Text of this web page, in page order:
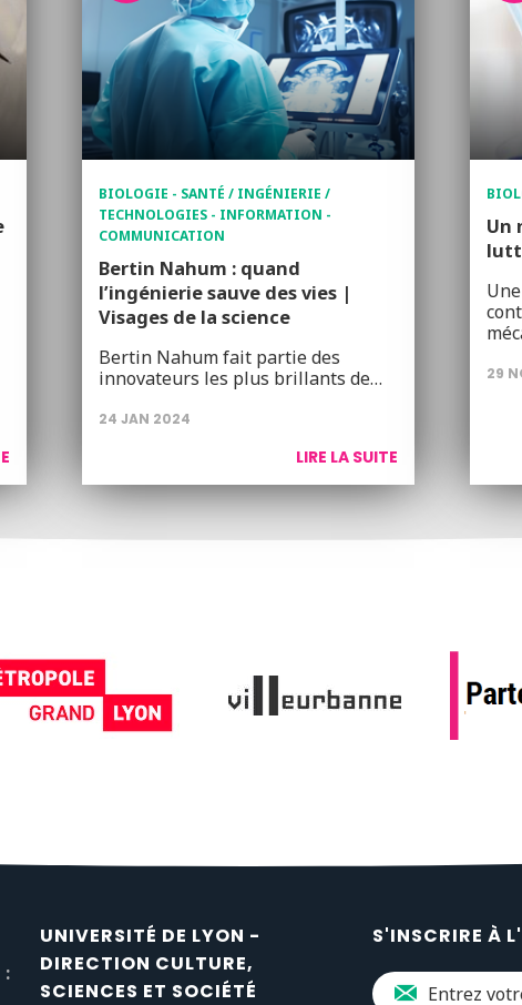
BIOLOGIE - SANTÉ / INGÉNIERIE /
TECHNOLOGIES - INFORMATION -
COMMUNICATION
Bertin Nahum : quand
l’ingénierie sauve des vies |
Visages de la science
Bertin Nahum fait partie des
innovateurs les plus brillants de…
24 JAN 2024
LIRE LA SUITE
Un
29
:
UNIVERSITÉ DE LYON -
DIRECTION CULTURE,
SCIENCES ET SOCIÉTÉ
S'INSCRIRE À